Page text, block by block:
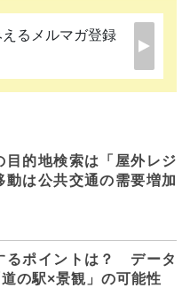
るメルマガ登録
的地検索は「屋外レジ
動は公共交通の需要増加
るポイントは？ データ
道の駅×景観」の可能性